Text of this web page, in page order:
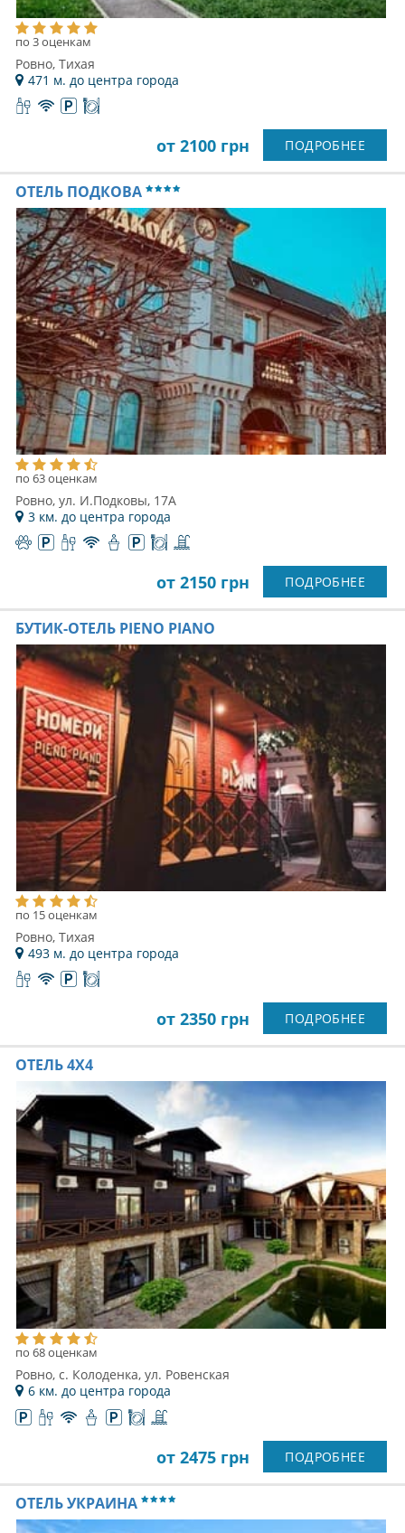
по 3 оценкам
Ровно, Тихая
471 м. до центра города
от 2100 грн ПОДРОБНЕЕ
ОТЕЛЬ ПОДКОВА
по 63 оценкам
Ровно, ул. И.Подковы, 17А
3 км. до центра города
от 2150 грн ПОДРОБНЕЕ
БУТИК-ОТЕЛЬ PIENO PIANO
по 15 оценкам
Ровно, Тихая
493 м. до центра города
от 2350 грн ПОДРОБНЕЕ
ОТЕЛЬ 4X4
по 68 оценкам
Ровно, с. Колоденка, ул. Ровенская
6 км. до центра города
от 2475 грн ПОДРОБНЕЕ
ОТЕЛЬ УКРАИНА